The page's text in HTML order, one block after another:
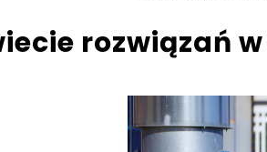
rozwiązań